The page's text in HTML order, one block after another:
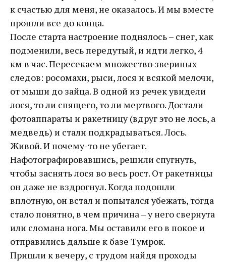
к счастью для меня, не оказалось. И мы вместе
прошли все до конца.
После старта настроение поднялось – снег, как
подменили, весь передутый, и идти легко, 4
км в час. Пересекаем множество звериных
следов: росомахи, рыси, лося и всякой мелочи,
от мыши до зайца. В одной из речек увидели
лося, то ли спящего, то ли мертвого. Достали
фотоаппараты и ракетницу (вдруг это не лось, а
медведь) и стали подкрадываться. Лось.
Живой. И почему-то не убегает.
Нафотографировавшись, решили спугнуть,
чтобы заснять лося во весь рост. От ракетницы
он даже не вздрогнул. Когда подошли
вплотную, он встал и попытался убежать, тогда
стало понятно, в чем причина – у него свернута
или сломана нога. Мы оставили его в покое и
отправились дальше к базе Тумрок.
Пришли к вечеру, с трудом найдя проходы